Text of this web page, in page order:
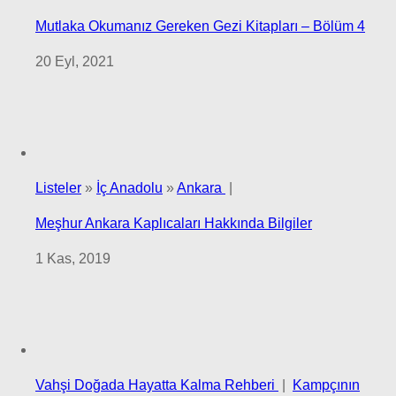
Mutlaka Okumanız Gereken Gezi Kitapları – Bölüm 4
20 Eyl, 2021
Listeler » İç Anadolu »Ankara
Meşhur Ankara Kaplıcaları Hakkında Bilgiler
1 Kas, 2019
Vahşi Doğada Hayatta Kalma Rehberi
Kampçının